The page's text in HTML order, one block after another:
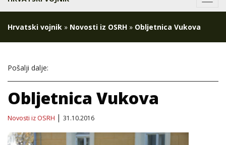
Hrvatski vojnik » Novosti iz OSRH » Obljetnica Vukova
Pošalji dalje:
Obljetnica Vukova
Novosti iz OSRH 31.10.2016